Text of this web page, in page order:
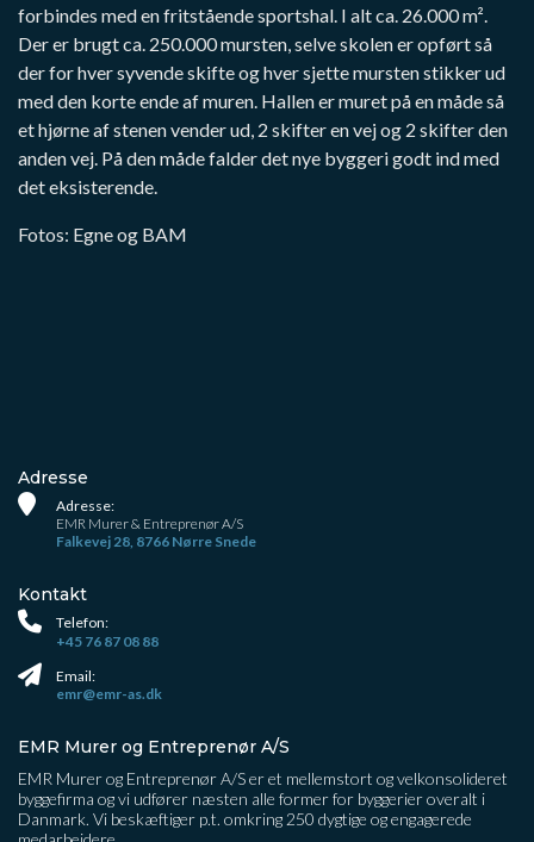
forbindes med en fritstående sportshal. I alt ca. 26.000 m².
Der er brugt ca. 250.000 mursten, selve skolen er opført så
der for hver syvende skifte og hver sjette mursten stikker ud
med den korte ende af muren. Hallen er muret på en måde så
et hjørne af stenen vender ud, 2 skifter en vej og 2 skifter den
anden vej. På den måde falder det nye byggeri godt ind med
det eksisterende.
Fotos: Egne og BAM
Adresse
Adresse:
EMR Murer & Entreprenør A/S
Falkevej 28, 8766 Nørre Snede
Kontakt
Telefon:
+45 76 87 08 88
Email:
emr@emr-as.dk
EMR Murer og Entreprenør A/S
EMR Murer og Entreprenør A/S er et mellemstort og velkonsolideret
byggefirma og vi udfører næsten alle former for byggerier overalt i
Danmark. Vi beskæftiger p.t. omkring 250 dygtige og engagerede